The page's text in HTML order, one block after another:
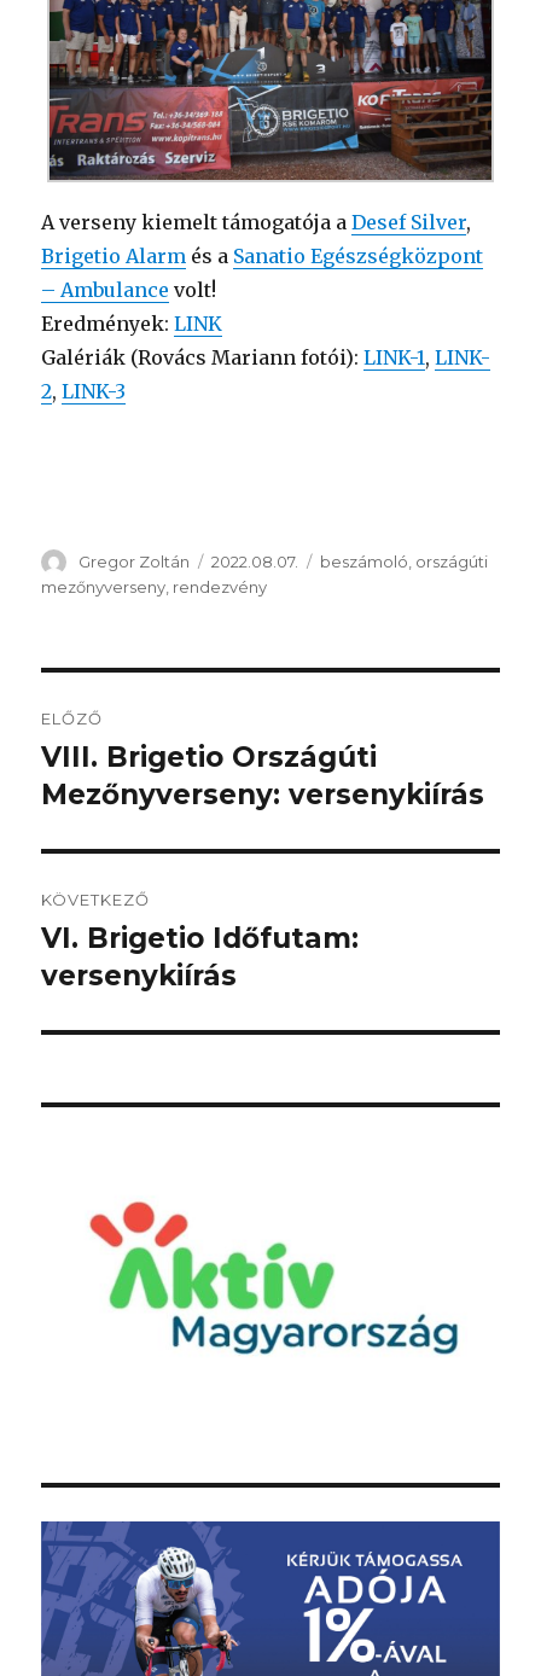
A verseny kiemelt támogatója aDesef Silver,
Brigetio Alarm és a Sanatio Egészségközpont
– Ambulance volt!
Eredmények:LINK
Galériák (Rovács Mariann fotói):LINK-1,LINK-
2,LINK-3
Szerző
Gregor Zoltán Közzétéve
2022.08.07. Kategória
beszámoló országúti
mezőnyverseny rendezvény
navigáció
ELŐZŐ
Korábbi
bejegyzés:
VIII. Brigetio Országúti
Mezőnyverseny: versenykiírás
KÖVETKEZŐ
Következő
bejegyzés:
VI. Brigetio Időfutam:
versenykiírás